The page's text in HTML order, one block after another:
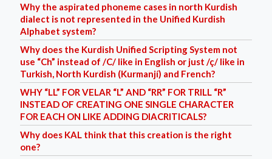
Why the aspirated phoneme cases in north Kurdish
dialect is not represented in the Unified Kurdish
Alphabet system?
Why does the Kurdish Unified Scripting System not
use “Ch” instead of /C/ like in English or just /ç/ like in
Turkish, North Kurdish (Kurmanjí) and French?
WHY “LL” FOR VELAR “L” AND “RR” FOR TRILL “R”
INSTEAD OF CREATING ONE SINGLE CHARACTER
FOR EACH ON LIKE ADDING DIACRITICALS?
Why does KAL think that this creation is the right
one?